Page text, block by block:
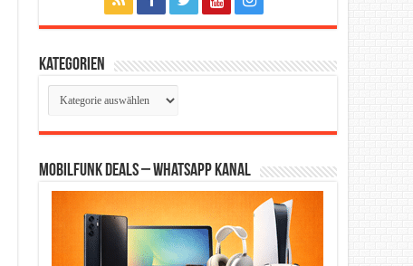
Kategorien
Kategorien
Mobilfunk Deals – WhatsApp Kanal